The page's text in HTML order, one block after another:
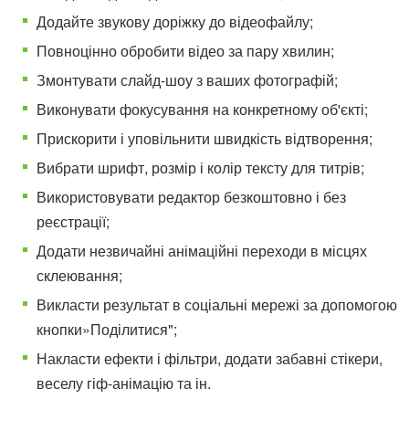
Додайте звукову доріжку до відеофайлу;
Повноцінно обробити відео за пару хвилин;
Змонтувати слайд-шоу з ваших фотографій;
Виконувати фокусування на конкретному об'єкті;
Прискорити і уповільнити швидкість відтворення;
Вибрати шрифт, розмір і колір тексту для титрів;
Використовувати редактор безкоштовно і без
реєстрації;
Додати незвичайні анімаційні переходи в місцях
склеювання;
Викласти результат в соціальні мережі за допомогою
кнопки»Поділитися";
Накласти ефекти і фільтри, додати забавні стікери,
веселу гіф-анімацію та ін.